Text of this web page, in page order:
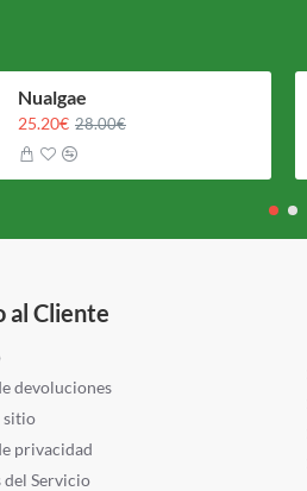
Nualgae
25.20€ 28.00€
al Cliente
devoluciones
sitio
privacidad
del Servicio